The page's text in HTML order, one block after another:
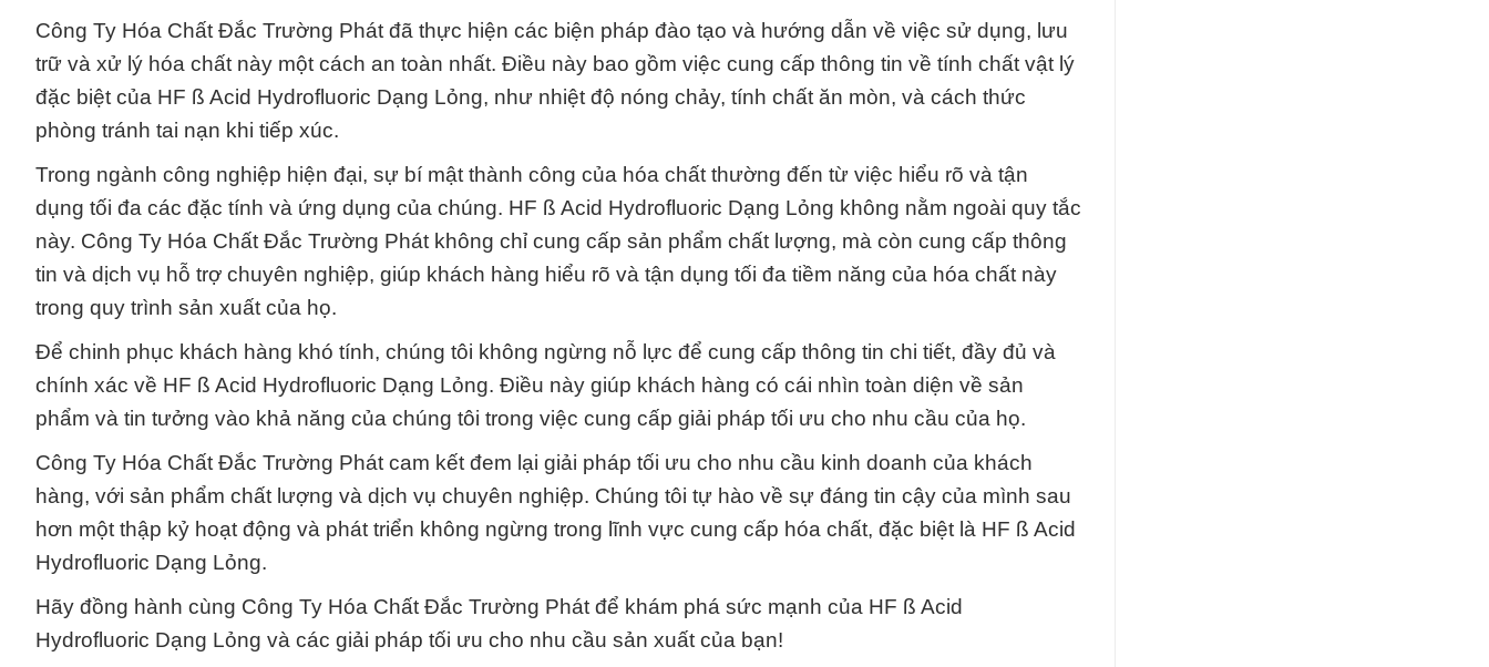
Công Ty Hóa Chất Đắc Trường Phát đã thực hiện các biện pháp đào tạo và hướng dẫn về việc sử dụng, lưu
trữ và xử lý hóa chất này một cách an toàn nhất. Điều này bao gồm việc cung cấp thông tin về tính chất vật lý
đặc biệt của HF ß Acid Hydrofluoric Dạng Lỏng, như nhiệt độ nóng chảy, tính chất ăn mòn, và cách thức
phòng tránh tai nạn khi tiếp xúc.
Trong ngành công nghiệp hiện đại, sự bí mật thành công của hóa chất thường đến từ việc hiểu rõ và tận
dụng tối đa các đặc tính và ứng dụng của chúng. HF ß Acid Hydrofluoric Dạng Lỏng không nằm ngoài quy tắc
này. Công Ty Hóa Chất Đắc Trường Phát không chỉ cung cấp sản phẩm chất lượng, mà còn cung cấp thông
tin và dịch vụ hỗ trợ chuyên nghiệp, giúp khách hàng hiểu rõ và tận dụng tối đa tiềm năng của hóa chất này
trong quy trình sản xuất của họ.
Để chinh phục khách hàng khó tính, chúng tôi không ngừng nỗ lực để cung cấp thông tin chi tiết, đầy đủ và
chính xác về HF ß Acid Hydrofluoric Dạng Lỏng. Điều này giúp khách hàng có cái nhìn toàn diện về sản
phẩm và tin tưởng vào khả năng của chúng tôi trong việc cung cấp giải pháp tối ưu cho nhu cầu của họ.
Công Ty Hóa Chất Đắc Trường Phát cam kết đem lại giải pháp tối ưu cho nhu cầu kinh doanh của khách
hàng, với sản phẩm chất lượng và dịch vụ chuyên nghiệp. Chúng tôi tự hào về sự đáng tin cậy của mình sau
hơn một thập kỷ hoạt động và phát triển không ngừng trong lĩnh vực cung cấp hóa chất, đặc biệt là HF ß Acid
Hydrofluoric Dạng Lỏng.
Hãy đồng hành cùng Công Ty Hóa Chất Đắc Trường Phát để khám phá sức mạnh của HF ß Acid
Hydrofluoric Dạng Lỏng và các giải pháp tối ưu cho nhu cầu sản xuất của bạn!